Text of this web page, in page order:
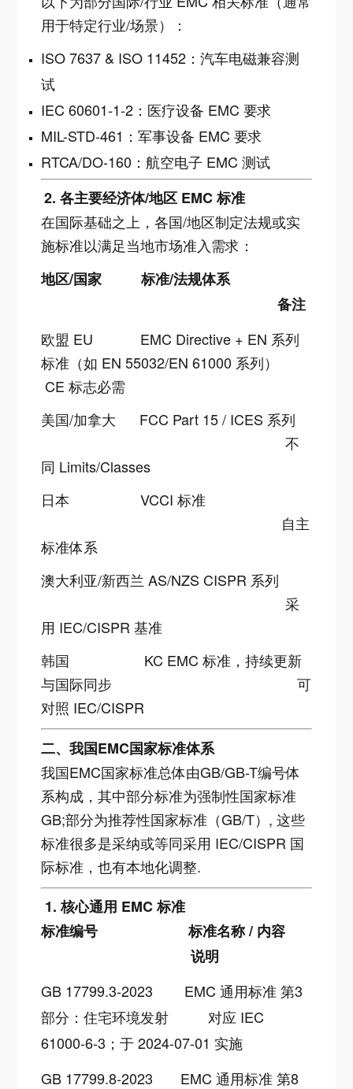
用于特定行业/场景）：
ISO 7637 & ISO 11452：汽车电磁兼容测
试
IEC 60601-1-2：医疗设备 EMC 要求
MIL-STD-461：军事设备 EMC 要求
RTCA/DO-160：航空电子 EMC 测试
2. 各主要经济体/地区 EMC 标准
在国际基础之上，各国/地区制定法规或实
施标准以满足当地市场准入需求：
地区/国家标准/法规体系
备注
欧盟 EU EMC Directive + EN 系列
标准（如 EN 55032/EN 61000 系列）
CE 标志必需
美国/加拿大 FCC Part 15 / ICES 系列
不
同 Limits/Classes
日本VCCI 标准
自主
标准体系
澳大利亚/新西兰AS/NZS CISPR 系列
采
用 IEC/CISPR 基准
韩国 KC EMC 标准，持续更新
与国际同步可
对照 IEC/CISPR
二、我国EMC国家标准体系
我国EMC国家标准总体由GB/GB-T编号体
系构成，其中部分标准为强制性国家标准
GB;部分为推荐性国家标准（GB/T）, 这些
标准很多是采纳或等同采用 IEC/CISPR 国
际标准，也有本地化调整.
1. 核心通用 EMC 标准
标准编号标准名称 / 内容
说明
GB 17799.3-2023 EMC 通用标准 第3
部分：住宅环境发射 对应 IEC
61000-6-3；于 2024-07-01 实施
GB 17799.8-2023 EMC 通用标准 第8